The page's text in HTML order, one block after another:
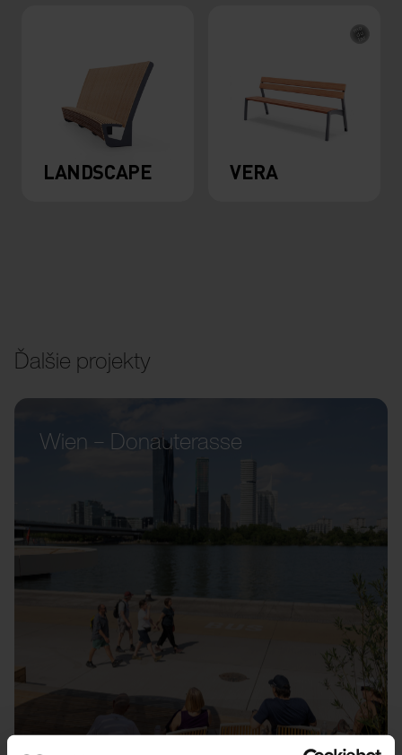
LANDSCAPE VERA
Ďalšie projekty
Wien – Donauterasse